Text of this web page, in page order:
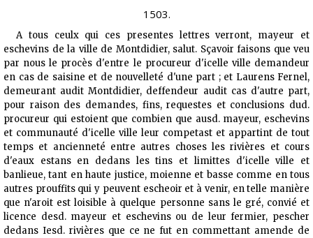
1503.
A tous ceulx qui ces presentes lettres verront, mayeur et
eschevins de la ville de Montdidier, salut. Sçavoir faisons que veu
par nous le procès d'entre le procureur d'icelle ville demandeur
en cas de saisine et de nouvelleté d'une part ; et Laurens Fernel,
demeurant audit Montdidier, deffendeur audit cas d'autre part,
pour raison des demandes, fins, requestes et conclusions dud.
procureur qui estoient que combien que ausd. mayeur, eschevins
et communauté d'icelle ville leur competast et appartint de tout
temps et ancienneté entre autres choses les rivières et cours
d'eaux estans en dedans les tins et limittes d'icelle ville et
banlieue, tant en haute justice, moienne et basse comme en tous
autres prouffits qui y peuvent escheoir et à venir, en telle manière
que n'aroit est loisible à quelque personne sans le gré, convié et
licence desd. mayeur et eschevins ou de leur fermier, pescher
dedans Iesd. rivières que ce ne fut en commettant amende de